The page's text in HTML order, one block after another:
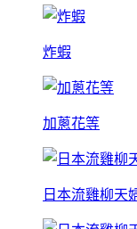
炸蝦
加蔥花等
日本流雞柳天